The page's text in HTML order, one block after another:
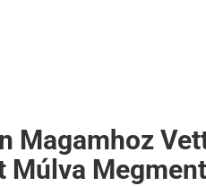
Magamhoz
Múlva